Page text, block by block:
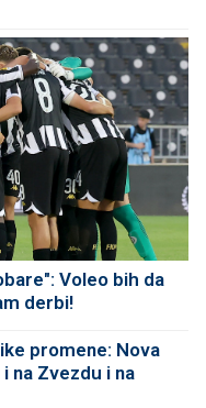
Voleo bih da
derbi!
promene: Nova
na Zvezdu i na